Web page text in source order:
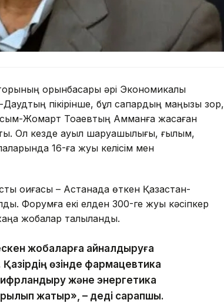
орынбасары әрі Экономикалық
пікірінше, бұл сапардың маңызы зор,
Жомарт Тоқаевтың Амманға жасаған
Ол кезде ауыл шаруашылығы, ғылым,
16-ға жуық келісім мен
оқиғасы – Астанада өткен Қазақстан-
Форумға екі елден 300-ге жуық кәсіпкер
жобалар талқыланды.
жобаларға айналдыруға
өзінде фармацевтика
және энергетика
жатыр», – деді сарапшы.